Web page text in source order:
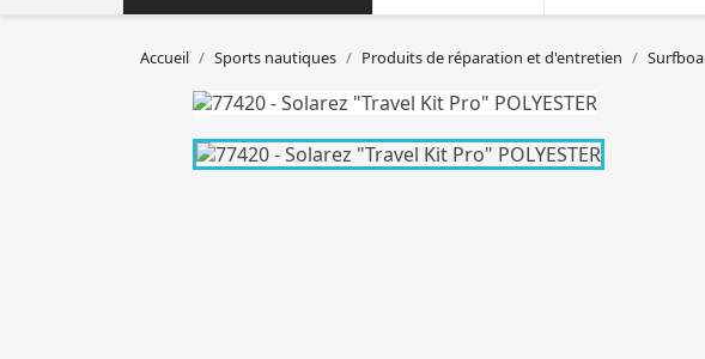
Accueil Sports nautiques Produits de réparation et d'entretien